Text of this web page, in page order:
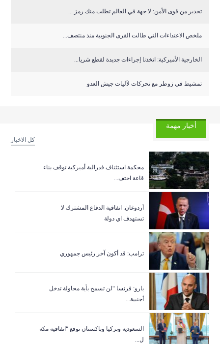
تحذير من قوى الأمن: لا جهة في العالم تطلب منك رمز ...
ملخص الاعتداءات التي طالت القرى الجنوبية منذ منتصف...
الخارجية الأميركية: اتخذنا إجراءات جديدة لقطع شريا...
تمشيط في زوطر مع تحركات لآليات جيش العدو
أخبار مهمة
كل الاخبار
‏محكمة استئناف فدرالية أميركية توقف بناء
قاعة احتف...
أردوغان: اتفاقية الدفاع المشترك لا
تستهدف اي دولة
ترامب: قد أكون آخر رئيس جمهوري
بارو: فرنسا “لن تسمح بأية محاولة تدخل
أجنبية...
السعودية وتركيا وباكستان توقع “اتفاقية مكة
ل...